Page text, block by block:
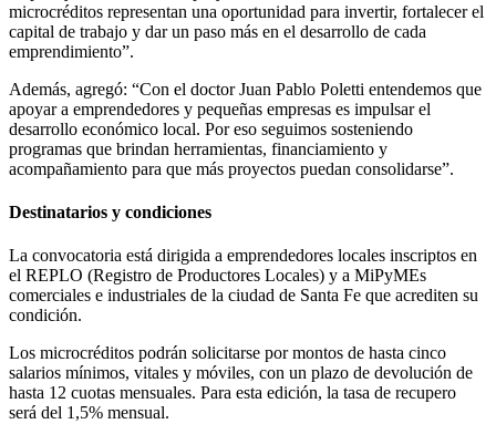
microcréditos representan una oportunidad para invertir, fortalecer el
capital de trabajo y dar un paso más en el desarrollo de cada
emprendimiento”.
Además, agregó: “Con el doctor Juan Pablo Poletti entendemos que
apoyar a emprendedores y pequeñas empresas es impulsar el
desarrollo económico local. Por eso seguimos sosteniendo
programas que brindan herramientas, financiamiento y
acompañamiento para que más proyectos puedan consolidarse”.
Destinatarios y condiciones
La convocatoria está dirigida a emprendedores locales inscriptos en
el REPLO (Registro de Productores Locales) y a MiPyMEs
comerciales e industriales de la ciudad de Santa Fe que acrediten su
condición.
Los microcréditos podrán solicitarse por montos de hasta cinco
salarios mínimos, vitales y móviles, con un plazo de devolución de
hasta 12 cuotas mensuales. Para esta edición, la tasa de recupero
será del 1,5% mensual.